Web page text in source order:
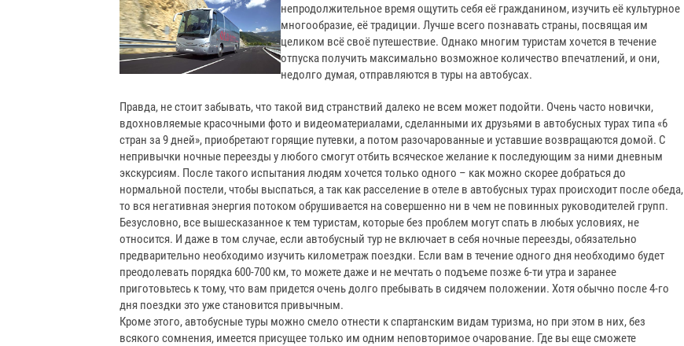
непродолжительное время ощутить себя её гражданином, изучить её культурное
многообразие, её традиции. Лучше всего познавать страны, посвящая им
целиком всё своё путешествие. Однако многим туристам хочется в течение
отпуска получить максимально возможное количество впечатлений, и они,
недолго думая, отправляются в туры на автобусах.
Правда, не стоит забывать, что такой вид странствий далеко не всем может подойти. Очень часто новички,
вдохновляемые красочными фото и видеоматериалами, сделанными их друзьями в автобусных турах типа «6
стран за 9 дней», приобретают горящие путевки, а потом разочарованные и уставшие возвращаются домой. С
непривычки ночные переезды у любого смогут отбить всяческое желание к последующим за ними дневным
экскурсиям. После такого испытания людям хочется только одного – как можно скорее добраться до
нормальной постели, чтобы выспаться, а так как расселение в отеле в автобусных турах происходит после обеда,
то вся негативная энергия потоком обрушивается на совершенно ни в чем не повинных руководителей групп.
Безусловно, все вышесказанное к тем туристам, которые без проблем могут спать в любых условиях, не
относится. И даже в том случае, если автобусный тур не включает в себя ночные переезды, обязательно
предварительно необходимо изучить километраж поездки. Если вам в течение одного дня необходимо будет
преодолевать порядка 600-700 км, то можете даже и не мечтать о подъеме позже 6-ти утра и заранее
приготовьтесь к тому, что вам придется очень долго пребывать в сидячем положении. Хотя обычно после 4-го
дня поездки это уже становится привычным.
Кроме этого, автобусные туры можно смело отнести к спартанским видам туризма, но при этом в них, без
всякого сомнения, имеется присущее только им одним неповторимое очарование. Где вы еще сможете